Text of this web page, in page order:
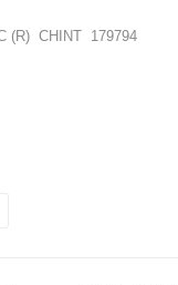
(R) CHINT 179794